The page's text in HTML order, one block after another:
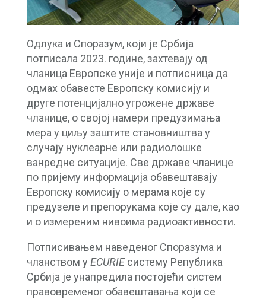
Одлука и Споразум, који је Србија
потписала 2023. године, захтевају од
чланица Европске уније и потписница да
одмах обавесте Европску комисију и
друге потенцијално угрожене државе
чланице, о својој намери предузимања
мера у циљу заштите становништва у
случају нуклеарне или радиолошке
ванредне ситуације. Све државе чланице
по пријему информација обавештавају
Европску комисију о мерама које су
предузеле и препорукама које су дале, као
и о измереним нивоима радиоактивности.
Потписивањем наведеног Споразума и
чланством у ECURIE систему Република
Србија је унапредила постојећи систем
правовременог обавештавања који се